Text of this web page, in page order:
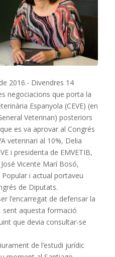
2016.- Divendres 14
negociacions que porta la
Espanyola (CEVE) (en
Veterinari) posteriors
es va aprovar al Congrés
veterinari al 10%, Delia
i presidenta de EMVETIB,
Vicente Marí Bosó,
i actual portaveu
de Diputats.
l’encarregat de defensar la
sent aquesta formació
que devia consultar-se
de l’estudi jurídic